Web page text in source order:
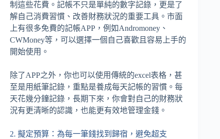
制這些花費。記帳不只是單純的數字記錄，更是了
解自己消費習慣、改善財務狀況的重要工具。市面
上有很多免費的記帳APP，例如Andromoney、
CWMoney等，可以選擇一個自己喜歡且容易上手的
開始使用。
除了APP之外，你也可以使用傳統的excel表格，甚
至是用紙筆記錄，重點是養成每天記帳的習慣。每
天花幾分鐘記錄，長期下來，你會對自己的財務狀
況有更清晰的認識，也能更有效地管理金錢。
2. 擬定預算：為每一筆錢找到歸宿，避免超支